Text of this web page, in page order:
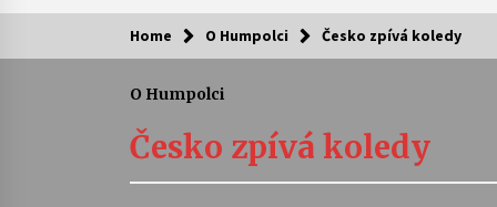
Kam za kulturou?
Camerata a Sukuba Ensemble
4. 8. 2026
Home O Humpolci Česko zpívá koledy
O Humpolci
Česko zpívá koledy